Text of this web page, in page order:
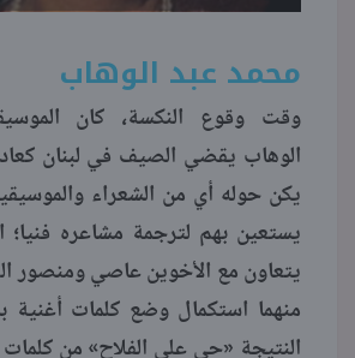
محمد عبد الوهاب
وقت وقوع النكسة، كان
الوهاب يقضي الصيف في لبنان
يكن حوله أي من الشعراء
يستعين بهم لترجمة مشاعره فنيا؛
يتعاون مع الأخوين عاصي ومنصور
منهما استكمال وضع كلمات أغنية
النتيجة «حي على الفلاح» من كلمات